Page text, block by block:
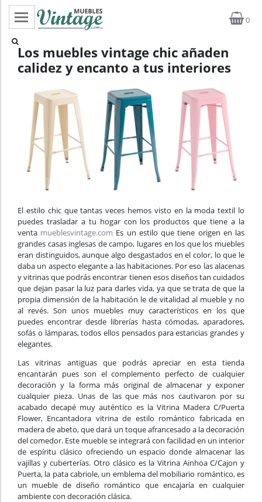
0
Top ventas
Outlet
Novedades
Estilos
Proyectos
Noticias
Contacto
Los muebles vintage chic añaden
calidez y encanto a tus interiores
El estilo chic que tantas veces hemos visto en la moda textil lo
puedes trasladar a tu hogar con los productos que tiene a la
venta mueblesvintage.com Es un estilo que tiene origen en las
grandes casas inglesas de campo, lugares en los que los muebles
eran distinguidos, aunque algo desgastados en el color, lo que le
daba un aspecto elegante a las habitaciones. Por eso las alacenas
y vitrinas que podrás encontrar tienen esos diseños tan cuidados
que dejan pasar la luz para darles vida, ya que se trata de que la
propia dimensión de la habitación le de vitalidad al mueble y no
al revés. Son unos muebles muy característicos en los que
puedes encontrar desde librerías hasta cómodas, aparadores,
sofás o lámparas, todos ellos pensados para estancias grandes y
elegantes.
Las vitrinas antiguas que podrás apreciar en esta tienda
encantarán pues son el complemento perfecto de cualquier
decoración y la forma más original de almacenar y exponer
cualquier pieza. Unas de las que más nos cautivaron por su
acabado decapé muy auténtico es la Vitrina Madera C/Puerta
Flower, Encantadora vitrina de estilo romántico fabricada en
madera de abeto, que dará un toque afrancesado a la decoración
del comedor. Este mueble se integrará con facilidad en un interior
de espíritu clásico ofreciendo un espacio donde almacenar las
vajillas y cuberterías. Otro clásico es la Vitrina Ainhoa C/Cajon y
Puerta, la pata cabriole, un emblema del mobiliario romántico, es
un mueble de diseño romántico que encajaría en cualquier
ambiente con decoración clásica.